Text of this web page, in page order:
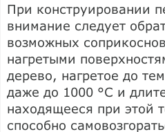
При конструировании
внимание следует
возможных
нагретыми
дерево, нагретое до
даже до 1000 °С и
находящееся при этой
способно